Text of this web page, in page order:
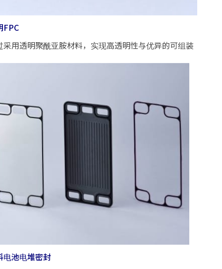
FPC
采用透明聚酰亚胺材料，实现高透明性与优异的可组装
电池电堆密封